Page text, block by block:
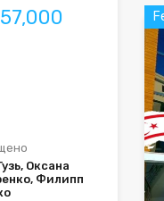
Оксана
Филипп